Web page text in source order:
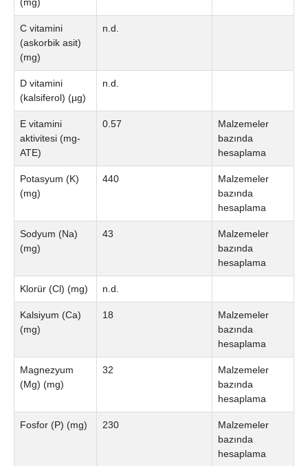
C vitamini
(askorbik asit)
(mg)
n.d.
D vitamini
(kalsiferol) (µg)
n.d.
E vitamini
aktivitesi (mg-
ATE)
0.57
Malzemeler
bazında
hesaplama
Potasyum (K)
(mg)
440
Malzemeler
bazında
hesaplama
Sodyum (Na)
(mg)
43
Malzemeler
bazında
hesaplama
Klorür (Cl) (mg) n.d.
Kalsiyum (Ca)
(mg)
18
Malzemeler
bazında
hesaplama
Magnezyum
(Mg) (mg)
32
Malzemeler
bazında
hesaplama
Fosfor (P) (mg) 230
Malzemeler
bazında
hesaplama